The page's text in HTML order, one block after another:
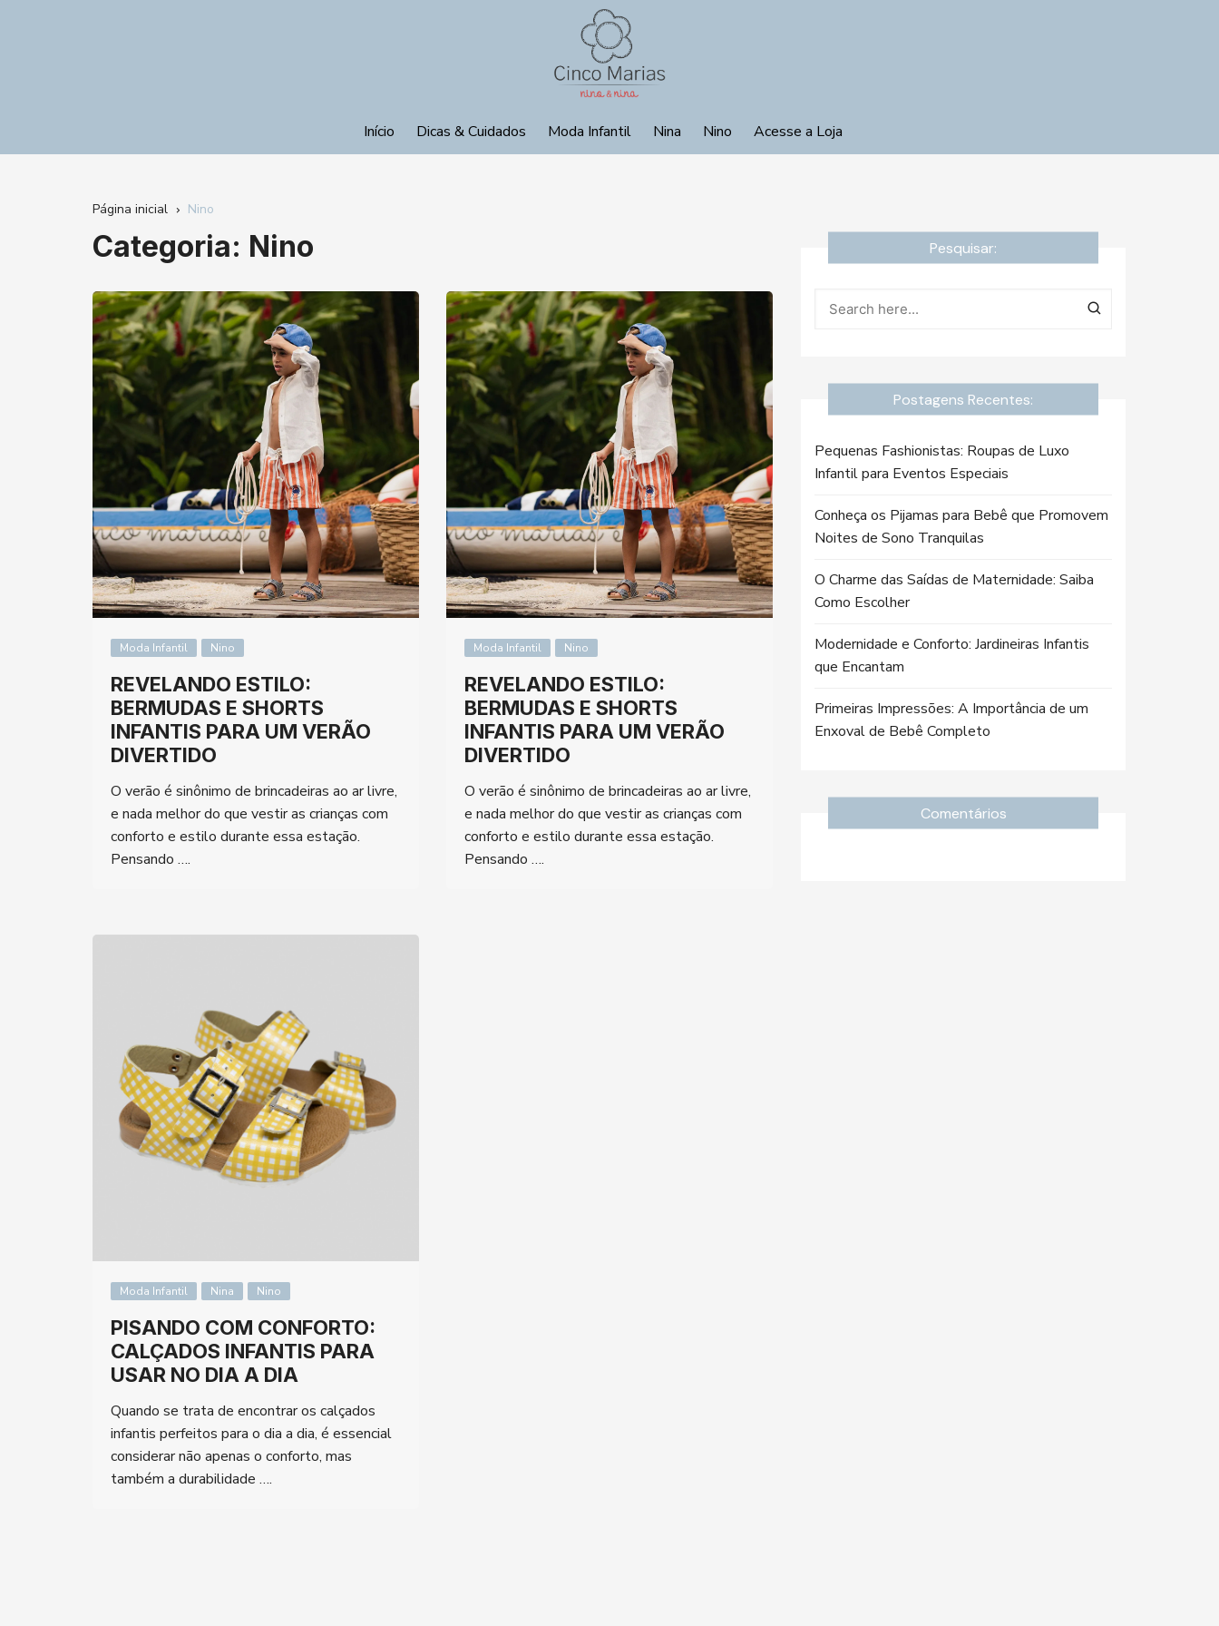
Início Dicas & Cuidados Moda Infantil Nina Nino Acesse a Loja
Página inicial Nino
Categoria: Nino
Moda Infantil Nino
REVELANDO ESTILO:
BERMUDAS E SHORTS
INFANTIS PARA UM VERÃO
DIVERTIDO
O verão é sinônimo de brincadeiras ao ar livre,
e nada melhor do que vestir as crianças com
conforto e estilo durante essa estação.
Pensando ….
Moda Infantil Nino
REVELANDO ESTILO:
BERMUDAS E SHORTS
INFANTIS PARA UM VERÃO
DIVERTIDO
O verão é sinônimo de brincadeiras ao ar livre,
e nada melhor do que vestir as crianças com
conforto e estilo durante essa estação.
Pensando ….
Moda Infantil Nina Nino
PISANDO COM CONFORTO:
CALÇADOS INFANTIS PARA
USAR NO DIA A DIA
Quando se trata de encontrar os calçados
infantis perfeitos para o dia a dia, é essencial
considerar não apenas o conforto, mas
também a durabilidade ….
Pesquisar:
Postagens Recentes:
Pequenas Fashionistas: Roupas de Luxo
Infantil para Eventos Especiais
Conheça os Pijamas para Bebê que Promovem
Noites de Sono Tranquilas
O Charme das Saídas de Maternidade: Saiba
Como Escolher
Modernidade e Conforto: Jardineiras Infantis
que Encantam
Primeiras Impressões: A Importância de um
Enxoval de Bebê Completo
Comentários